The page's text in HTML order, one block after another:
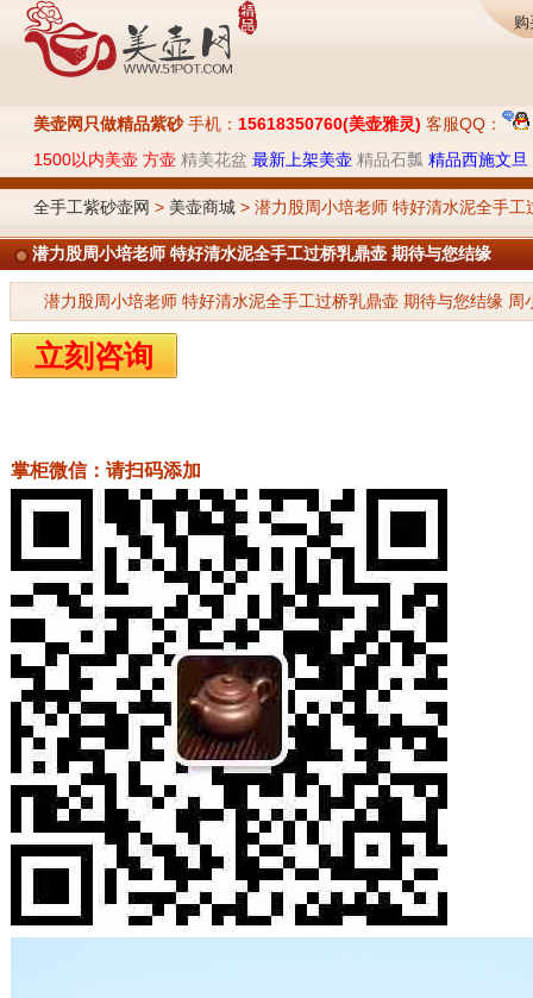
美壶网只做精品紫砂手机： 15618350760(美壶雅灵) 客服QQ：
1500以内美壶 方壶 精美花盆 最新上架美壶 精品石瓢 精品西施文旦
全手工紫砂壶网 > 美壶商城 > 潜力股周小培老师 特好清水泥全手
潜力股周小培老师 特好清水泥全手工过桥乳鼎壶 期待与您结缘
潜力股周小培老师 特好清水泥全手工过桥乳鼎壶 期待与您结缘
立刻咨询
掌柜微信：请扫码添加